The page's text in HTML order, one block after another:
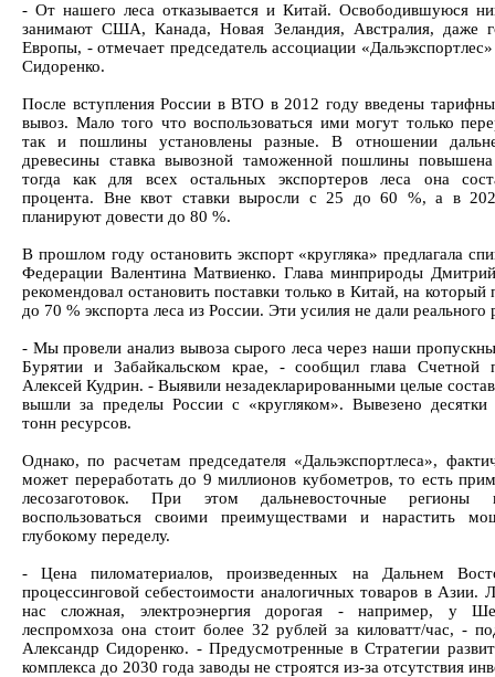
- От нашего леса отказывается и Китай. Освободившуюся
занимают США, Канада, Новая Зеландия, Австралия, даже
Европы, - отмечает председатель ассоциации
Сидоренко.
После вступления России в ВТО в 2012 году введены
вывоз. Мало того что воспользоваться ими могут только
так и пошлины установлены разные. В отношении
древесины ставка вывозной таможенной пошлины
тогда как для всех остальных экспортеров леса она
процента. Вне квот ставки выросли с 25 до 60 %, а в
планируют довести до 80 %.
В прошлом году остановить экспорт «кругляка» предлагала
Федерации Валентина Матвиенко. Глава минприроды
рекомендовал остановить поставки только в Китай, на который
до 70 % экспорта леса из России. Эти усилия не дали реального
- Мы провели анализ вывоза сырого леса через наши
Бурятии и Забайкальском крае, - сообщил глава Счетной
Алексей Кудрин. - Выявили незадекларированными целые
вышли за пределы России с «кругляком». Вывезено десятки
тонн ресурсов.
Однако, по расчетам председателя «Дальэкспортлеса»,
может переработать до 9 миллионов кубометров, то есть
лесозаготовок. При этом дальневосточные регионы
воспользоваться своими преимуществами и нарастить
глубокому переделу.
- Цена пиломатериалов, произведенных на Дальнем
процессинговой себестоимости аналогичных товаров в Азии.
нас сложная, электроэнергия дорогая - например, у
леспромхоза она стоит более 32 рублей за киловатт/час, -
Александр Сидоренко. - Предусмотренные в Стратегии
комплекса до 2030 года заводы не строятся из-за отсутствия